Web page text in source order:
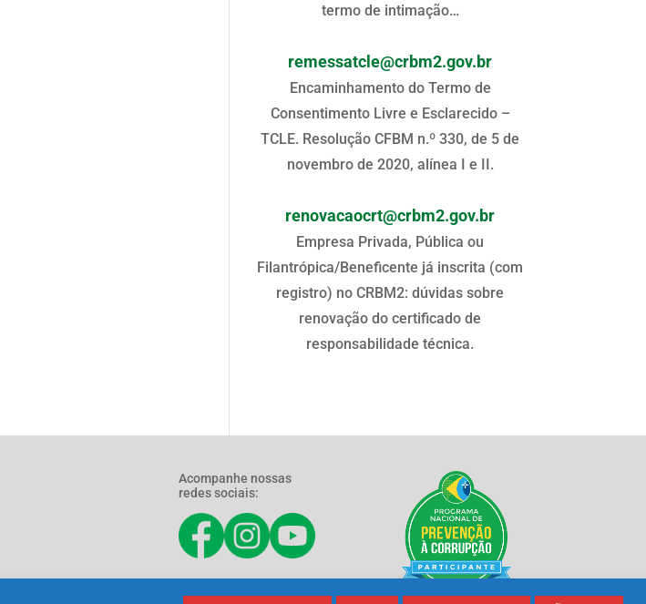
termo de intimação…
remessatcle@crbm2.gov.br
Encaminhamento do Termo de
Consentimento Livre e Esclarecido –
TCLE. Resolução CFBM n.º 330, de 5 de
novembro de 2020, alínea I e II.
renovacaocrt@crbm2.gov.br
Empresa Privada, Pública ou
Filantrópica/Beneficente já inscrita (com
registro) no CRBM2: dúvidas sobre
renovação do certificado de
responsabilidade técnica.
Acompanhe nossas
redes sociais: